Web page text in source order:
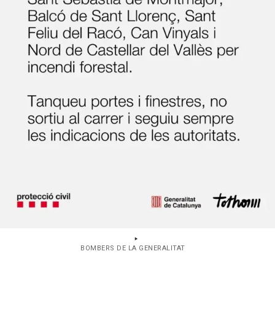
BOMBERS DE LA GENERALITAT